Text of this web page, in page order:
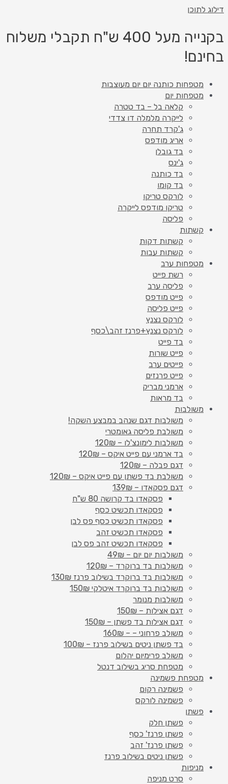
דילוג לתוכן
בקנייה מעל 400 ש"ח תקבלי משלוח
בחינם!
מטפחות כותנה יום יום מעוצבות
מטפחות יום
קלאה בל – בד טטרה
לייקרה מלמלה דו צדדי
ג'קרד תחרה
אריג מודפס
בד גובלן
ג'ינס
בד כותנה
בד קומו
לורקס טריקו
טריקו מודפס לייקרה
פליסה
קשתות
קשתות דקות
קשתות עבות
מטפחות ערב
רשת פייט
פליסה ערב
פייט מודפס
פייט פליסה
לורקס נצנץ
לורקס נצנץ+פרנז זהב\כסף
בד פייט
פייט שורות
פייטים ערב
פייט פרנזים
ארמני מבריק
בד מראות
משולבות
משולבות דגם שנהב במבצע השקה!
משולבת פליסה גאומטרי
משולבות לימונצ'לו – 120₪
בד ארמני עם פייט איקס – 120₪
דגם פבלה – 120₪
משולבת בד פשתן עם פייט איקס – 120₪
דגם פסקאדו – 139₪
פסקאדו בד קרושה 80 ש"ח
פסקאדו תכשיט כסף
פסקאדו תכשיט כסף פס לבן
פסקאדו תכשיט זהב
פסקאדו תכשיט זהב פס לבן
משולבות יום יום – 49₪
משולבות בד ברוקרד – 120₪
משולבות בד ברוקרד בשילוב פרנז 130₪
משולבות בד ברוקרד איטלקי 150₪
משולבות מנומר
דגם אצילות – 150₪
דגם אצילות בד פשתן – 150₪
משולב פרחוני – – 160₪
בד פשתן ניטים בשילוב פרנז – 100₪
משולב פרימיום יהלום
מטפחת סריג בשילוב דנטל
מטפחת פשמינה
פשמינה רקום
פשמינה לורקס
פשתן
פשתן חלק
פשתן פרנז' כסף
פשתן פרנז' זהב
פשתן ניטים בשילוב פרנז
מניפות
סרט מניפה